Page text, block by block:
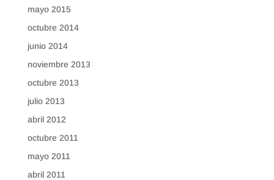
mayo 2015
octubre 2014
junio 2014
noviembre 2013
octubre 2013
julio 2013
abril 2012
octubre 2011
mayo 2011
abril 2011